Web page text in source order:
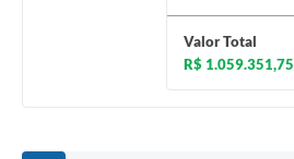
Valor Total
R$ 1.059.351,75